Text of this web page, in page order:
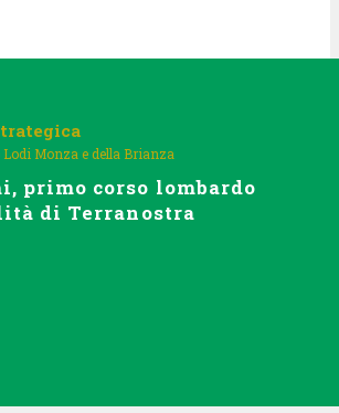
Monza e della Brianza
primo corso lombardo
di Terranostra